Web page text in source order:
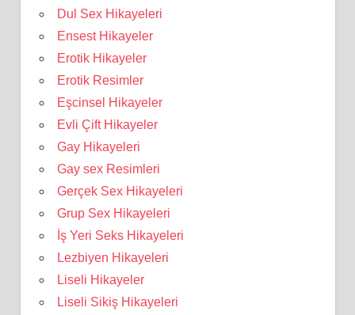
Dul Sex Hikayeleri
Ensest Hikayeler
Erotik Hikayeler
Erotik Resimler
Eşcinsel Hikayeler
Evli Çift Hikayeler
Gay Hikayeleri
Gay sex Resimleri
Gerçek Sex Hikayeleri
Grup Sex Hikayeleri
İş Yeri Seks Hikayeleri
Lezbiyen Hikayeleri
Liseli Hikayeler
Liseli Sikiş Hikayeleri